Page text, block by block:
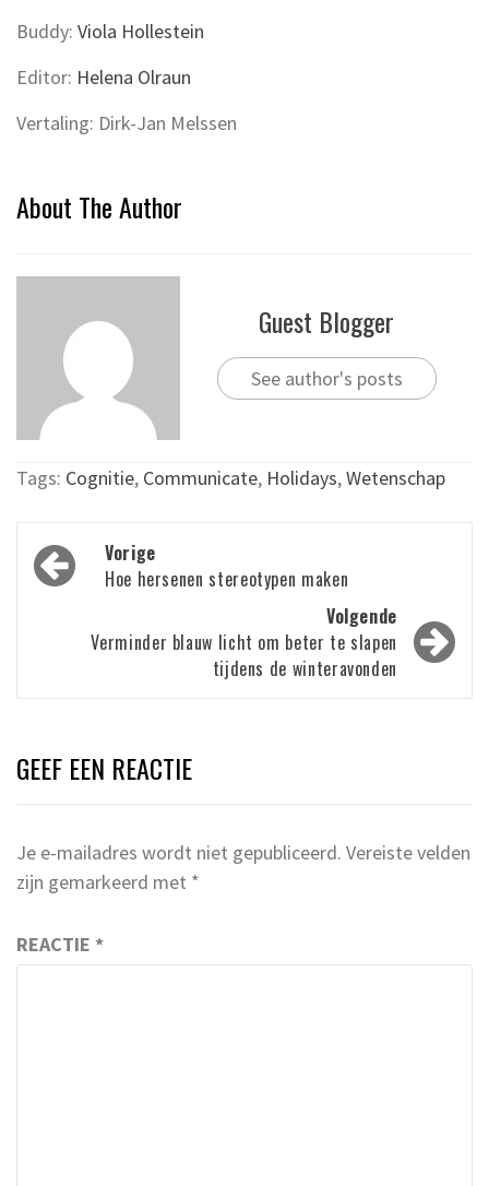
Buddy: Viola Hollestein
Editor: Helena Olraun
Vertaling: Dirk-Jan Melssen
About The Author
Guest Blogger
See author's posts
Tags: Cognitie, Communicate, Holidays,Wetenschap
Bericht
navigatie
Vorige
Hoe hersenen stereotypen maken
Volgende
Verminder blauw licht om beter te slapen
tijdens de winteravonden
GEEF EEN REACTIE
Je e-mailadres wordt niet gepubliceerd. Vereiste velden
zijn gemarkeerd met *
REACTIE *